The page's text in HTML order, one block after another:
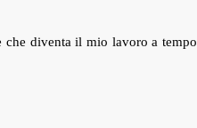
che diventa il mio lavoro a tempo